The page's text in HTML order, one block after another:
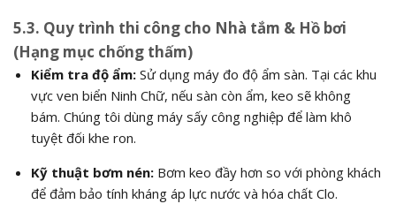
5.3. Quy trình thi công cho Nhà tắm & Hồ bơi
(Hạng mục chống thấm)
Kiểm tra độ ẩm:Sử dụng máy đo độ ẩm sàn. Tại các khu
vực ven biển Ninh Chữ, nếu sàn còn ẩm, keo sẽ không
bám. Chúng tôi dùng máy sấy công nghiệp để làm khô
tuyệt đối khe ron.
Kỹ thuật bơm nén:Bơm keo đầy hơn so với phòng khách
để đảm bảo tính kháng áp lực nước và hóa chất Clo.